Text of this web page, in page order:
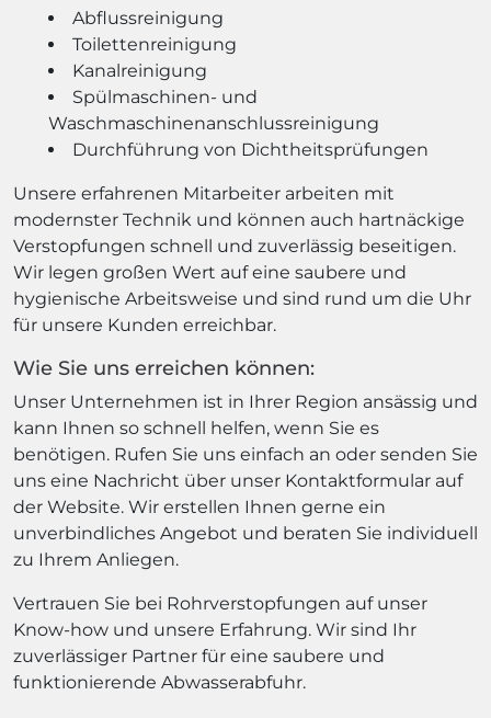
Abflussreinigung
Toilettenreinigung
Kanalreinigung
Spülmaschinen- und
Waschmaschinenanschlussreinigung
Durchführung von Dichtheitsprüfungen
Unsere erfahrenen Mitarbeiter arbeiten mit
modernster Technik und können auch hartnäckige
Verstopfungen schnell und zuverlässig beseitigen.
Wir legen großen Wert auf eine saubere und
hygienische Arbeitsweise und sind rund um die Uhr
für unsere Kunden erreichbar.
Wie Sie uns erreichen können:
Unser Unternehmen ist in Ihrer Region ansässig und
kann Ihnen so schnell helfen, wenn Sie es
benötigen. Rufen Sie uns einfach an oder senden Sie
uns eine Nachricht über unser Kontaktformular auf
der Website. Wir erstellen Ihnen gerne ein
unverbindliches Angebot und beraten Sie individuell
zu Ihrem Anliegen.
Vertrauen Sie bei Rohrverstopfungen auf unser
Know-how und unsere Erfahrung. Wir sind Ihr
zuverlässiger Partner für eine saubere und
funktionierende Abwasserabfuhr.